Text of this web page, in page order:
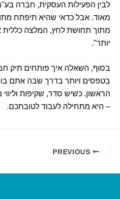
לבין הפעילות העסקית, חברה בע"מ
מאוד. אבל כדאי שהיא תיפתח
מתוך תחושת לחץ, המלצה כללית
יותר".
בסוף, השאלה איך פותחים תיק
בטפסים ויותר בדרך שבה אתם
הראשון. כשיש סדר, שקיפות
– היא מתחילה לעבוד לטובתכם.